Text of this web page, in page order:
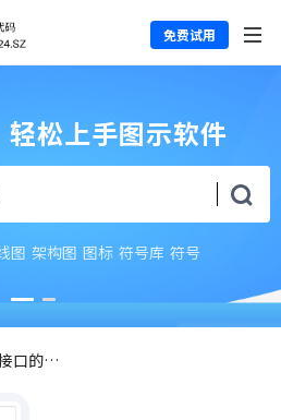
免费试用
松上手图示软件
图 架构图 图标 符号库 符号
标签: 图解API接口的12种安全措施